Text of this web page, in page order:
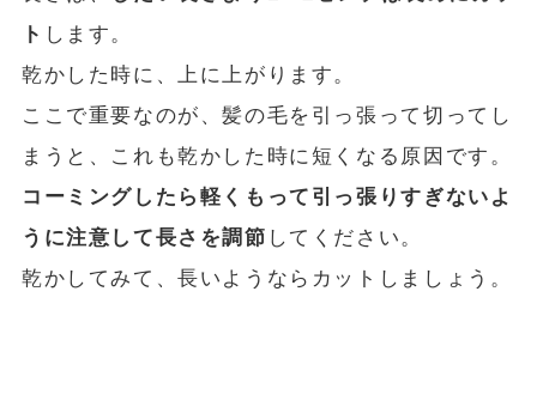
ト します。
乾かした時に、上に上がります。
ここで重要なのが、髪の毛を引っ張って切ってし
まうと、これも乾かした時に短くなる原因です。
コーミングしたら軽くもって引っ張りすぎないよ
うに注意して長さを調節 してください。
乾かしてみて、長いようならカットしましょう。